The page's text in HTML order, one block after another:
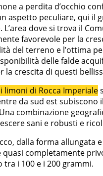
a perdita d’occhio
aspetto peculiare, qui il
L’area dove si trova il
favorevole per la
del terreno e l’ottima
delle falde
la crescita di questi
limoni di Rocca Imperiale
da sud est subiscono
combinazione
sani e robusti e
dalla forma allungata
quasi completamente
tra i 100 e i 200 grammi.